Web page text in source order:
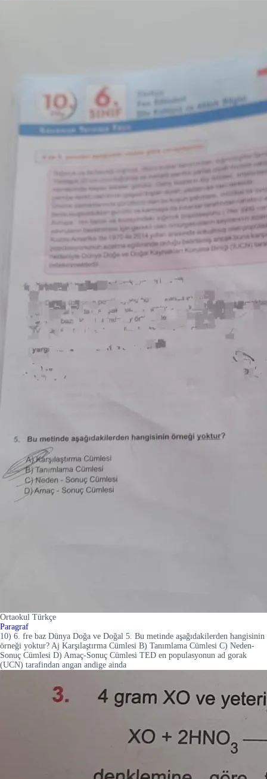
Ortaokul Türkçe
Paragraf
10) 6. fre baz Dünya Doğa ve Doğal 5. Bu metinde aşağıdakilerden hangisinin
örneği yoktur? Aj Karşılaştırma Cümlesi B) Tanımlama Cümlesi C) Neden-
Sonuç Cümlesi D) Amaç-Sonuç Cümlesi TED en populasyonun ad gorak
(UCN) tarafindan angan andige ainda